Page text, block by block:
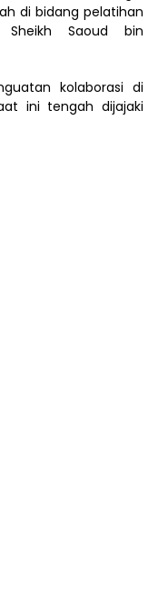
di bidang pelatihan
Saoud bin
kolaborasi di
ini tengah dijajaki